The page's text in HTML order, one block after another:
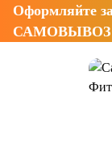
Оформляйте
САМОВЫВОЗ